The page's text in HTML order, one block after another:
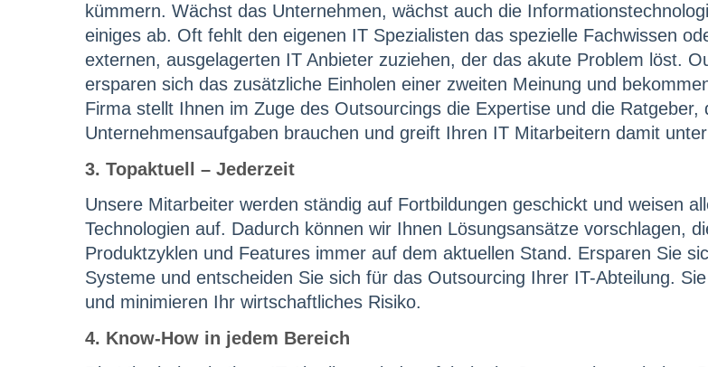
kümmern. Wächst das Unternehmen, wächst auch die
einiges ab. Oft fehlt den eigenen IT Spezialisten das spezielle Fachwissen
externen, ausgelagerten IT Anbieter zuziehen, der das akute Problem löst.
ersparen sich das zusätzliche Einholen einer zweiten Meinung und
Firma stellt Ihnen im Zuge des Outsourcings die Expertise und die
Unternehmensaufgaben brauchen und greift Ihren IT Mitarbeitern damit
3. Topaktuell – Jederzeit
Unsere Mitarbeiter werden ständig auf Fortbildungen geschickt und weisen
Technologien auf. Dadurch können wir Ihnen Lösungsansätze vorschlagen,
Produktzyklen und Features immer auf dem aktuellen Stand. Ersparen Sie
Systeme und entscheiden Sie sich für das Outsourcing Ihrer IT-Abteilung.
und minimieren Ihr wirtschaftliches Risiko.
4. Know-How in jedem Bereich